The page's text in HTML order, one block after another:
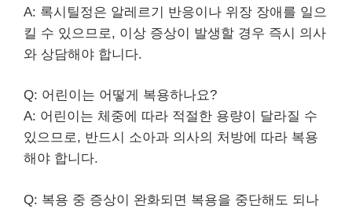
A: 록시틸정은 알레르기 반응이나 위장 장애를 일으
킬 수 있으므로, 이상 증상이 발생할 경우 즉시 의사
와 상담해야 합니다.
Q: 어린이는 어떻게 복용하나요?
A: 어린이는 체중에 따라 적절한 용량이 달라질 수
있으므로, 반드시 소아과 의사의 처방에 따라 복용
해야 합니다.
Q: 복용 중 증상이 완화되면 복용을 중단해도 되나